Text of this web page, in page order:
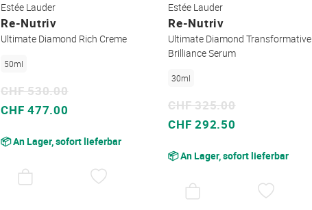
Estée Lauder
Re-Nutriv
Ultimate Diamond Rich Creme
50ml
Sonderpreis
CHF 477.00
CHF 530.00
📦 An Lager, sofort lieferbar
WUNSCHZETTEL
Estée Lauder
Re-Nutriv
Ultimate Diamond Transformative
Brilliance Serum
30ml
Sonderpreis
CHF 292.50
CHF 325.00
📦 An Lager, sofort lieferbar